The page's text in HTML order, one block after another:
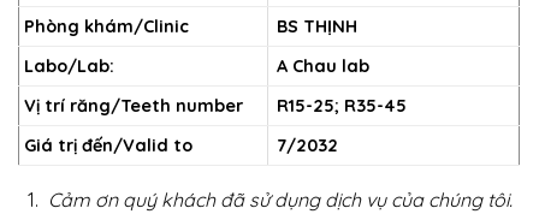
Phòng khám/Clinic
BS THỊNH
Labo/Lab:
A Chau lab
Vị trí răng/Teeth number
R15-25; R35-45
Giá trị đến/Valid to
7/2032
Cảm ơn quý khách đã sử dụng dịch vụ của chúng tôi.